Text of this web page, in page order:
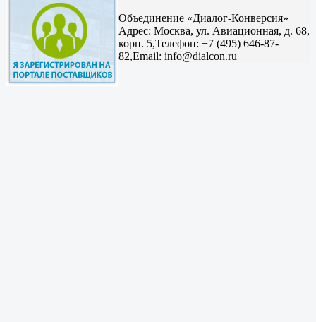
Объединение «Диалог-Конверсия»
Адрес: Москва, ул. Авиационная, д. 68,
корп. 5,Телефон: +7 (495) 646-87-
82,Email: info@dialcon.ru